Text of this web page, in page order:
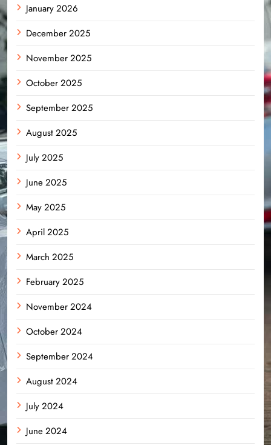
January 2026
December 2025
November 2025
October 2025
September 2025
August 2025
July 2025
June 2025
May 2025
April 2025
March 2025
February 2025
November 2024
October 2024
September 2024
August 2024
July 2024
June 2024